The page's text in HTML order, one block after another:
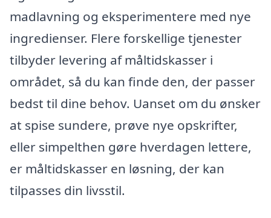
madlavning og eksperimentere med nye
ingredienser. Flere forskellige tjenester
tilbyder levering af måltidskasser i
området, så du kan finde den, der passer
bedst til dine behov. Uanset om du ønsker
at spise sundere, prøve nye opskrifter,
eller simpelthen gøre hverdagen lettere,
er måltidskasser en løsning, der kan
tilpasses din livsstil.